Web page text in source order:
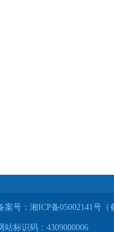
案号：湘ICP备05002141号（
站标识码：4309000006